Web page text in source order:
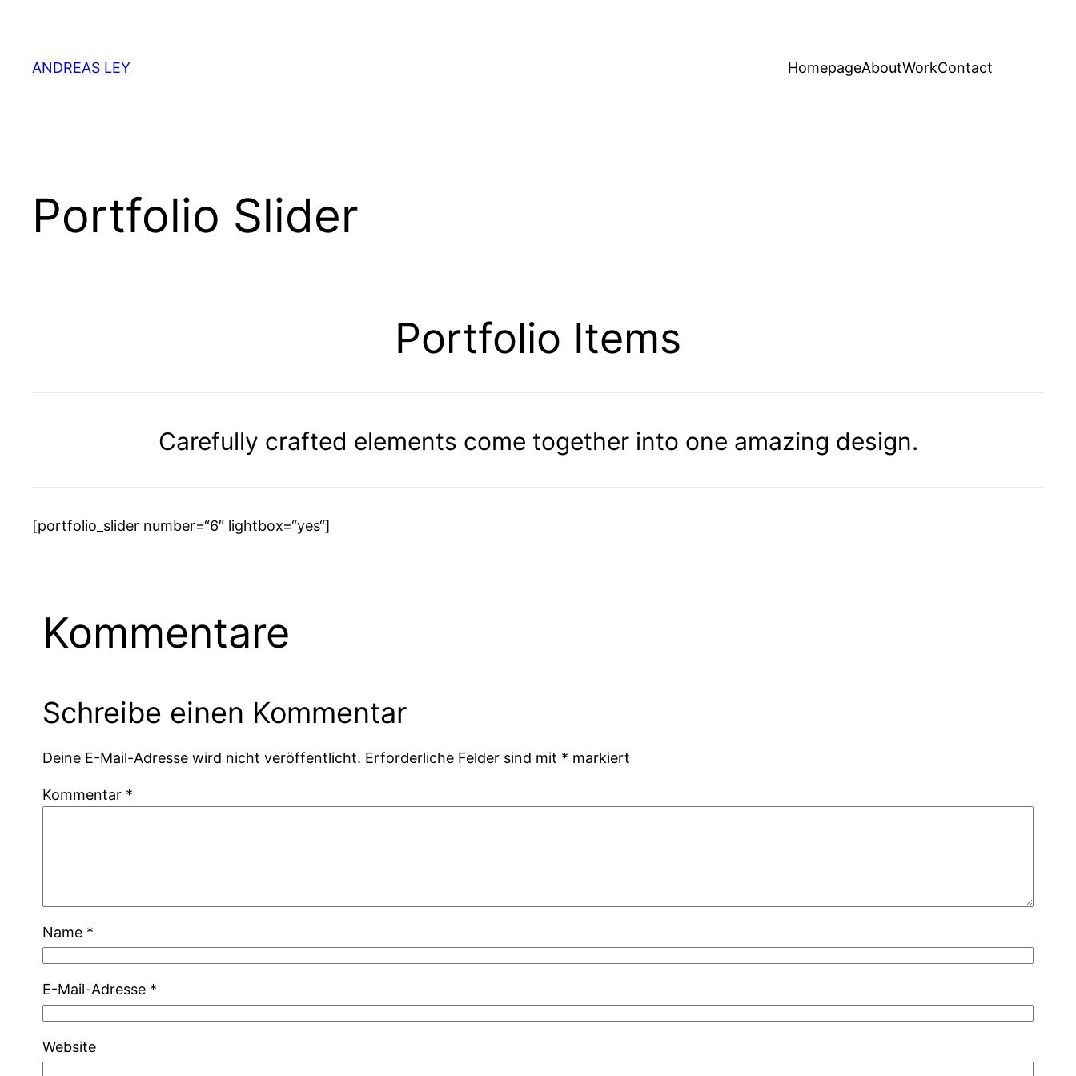
springen
ANDREAS LEY HomepageAboutWorkContact
Portfolio Slider
Portfolio Items
Carefully crafted elements come together into one amazing design.
[portfolio_slider number=“6″ lightbox=“yes“]
Kommentare
Schreibe einen Kommentar
Deine E-Mail-Adresse wird nicht veröffentlicht. Erforderliche Felder sind mit * markiert
Kommentar *
Name *
E-Mail-Adresse *
Website